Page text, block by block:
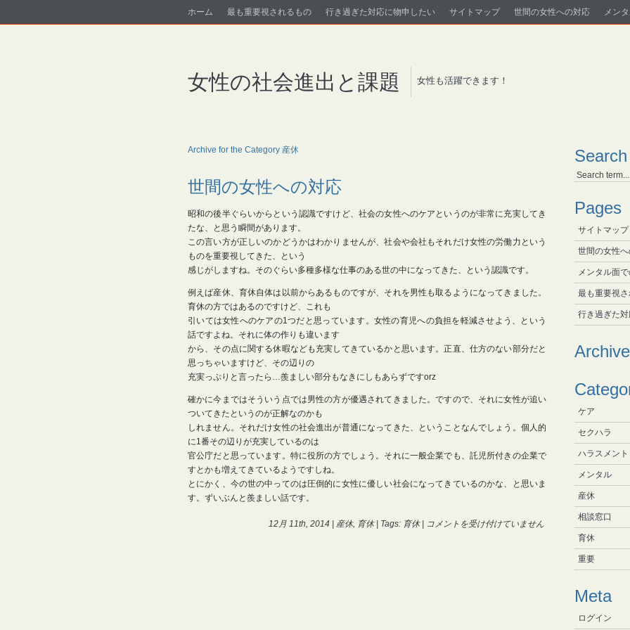
ホーム 最も重要視されるもの 行き過ぎた対応に物申したい サイトマップ 世間の女性への対応 メン
女性の社会進出と課題 女性も活躍できます！
Archive for the Category 産休
世間の女性への対応
昭和の後半ぐらいからという認識ですけど、社会の女性へのケアというのが非常に充実してき
たな、と思う瞬間があります。
この言い方が正しいのかどうかはわかりませんが、社会や会社もそれだけ女性の労働力という
ものを重要視してきた、という
感じがしますね。そのぐらい多種多様な仕事のある世の中になってきた、という認識です。
例えば産休、育休自体は以前からあるものですが、それを男性も取るようになってきました。
育休の方ではあるのですけど、これも
引いては女性へのケアの1つだと思っています。女性の育児への負担を軽減させよう、という
話ですよね。それに体の作りも違います
から、その点に関する休暇なども充実してきているかと思います。正直、仕方のない部分だと
思っちゃいますけど、その辺りの
充実っぷりと言ったら…羨ましい部分もなきにしもあらずですorz
確かに今まではそういう点では男性の方が優遇されてきました。ですので、それに女性が追い
ついてきたというのが正解なのかも
しれません。それだけ女性の社会進出が普通になってきた、ということなんでしょう。個人的
に1番その辺りが充実しているのは
官公庁だと思っています。特に役所の方でしょう。それに一般企業でも、託児所付きの企業で
すとかも増えてきているようですしね。
とにかく、今の世の中ってのは圧倒的に女性に優しい社会になってきているのかな、と思いま
す。ずいぶんと羨ましい話です。
12月 11th, 2014 | 産休, 育休| Tags: 育休|
世
コメントを受け付けていません
Search
Pages
サイトマップ
世間の女性
メンタル面
最も重要視
行き過ぎた
Archive
ケア
セクハラ
ハラスメント
メンタル
産休
相談窓口
育休
重要
Meta
ログイン